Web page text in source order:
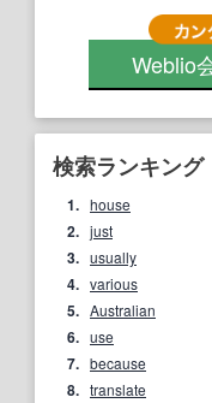
Weblio
検索ランキング
1. house
2. just
3. usually
4. various
5. Australian
6. use
7. because
8. translate